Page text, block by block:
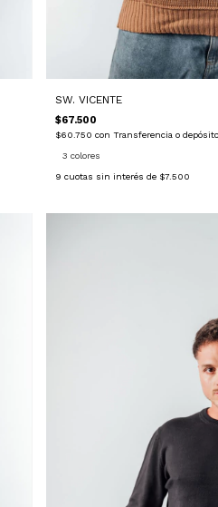
SW. VICENTE
$67.500
$60.750 con Transferencia o depósito
3 colores
9 cuotas sin interés de $7.500